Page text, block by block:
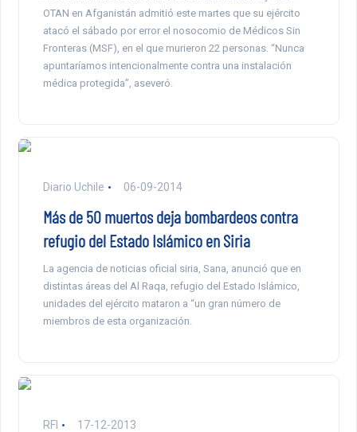
OTAN en Afganistán admitió este martes que su ejército
atacó el sábado por error el nosocomio de Médicos Sin
Fronteras (MSF), en el que murieron 22 personas. “Nunca
apuntaríamos intencionalmente contra una instalación
médica protegida”, aseveró.
Diario Uchile 06-09-2014
Más de 50 muertos deja bombardeos contra
refugio del Estado Islámico en Siria
La agencia de noticias oficial siria, Sana, anunció que en
distintas áreas del Al Raqa, refugio del Estado Islámico,
unidades del ejército mataron a “un gran número de
miembros de esta organización.
RFI 17-12-2013